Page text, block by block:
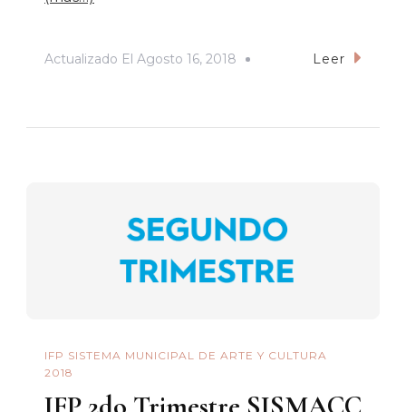
Actualizado El Agosto 16, 2018 Leer
IFP SISTEMA MUNICIPAL DE ARTE Y CULTURA
2018